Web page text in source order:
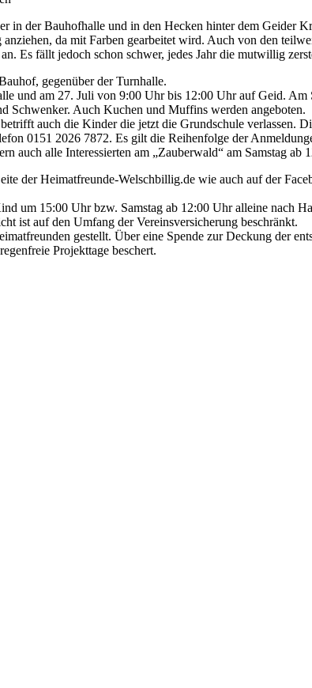
in der Bauhofhalle und in den Hecken hinter dem Geider
da mit Farben gearbeitet wird. Auch von den
Es fällt jedoch schon schwer, jedes Jahr die mutwillig
gegenüber der Turnhalle.
und am 27. Juli von 9:00 Uhr bis 12:00 Uhr auf Geid.
Auch Kuchen und Muffins werden angeboten.
auch die Kinder die jetzt die Grundschule verlassen.
0151 2026 7872. Es gilt die Reihenfolge der
auch alle Interessierten am „Zauberwald“ am Samstag
der Heimatfreunde-Welschbillig.de wie auch auf der
um 15:00 Uhr bzw. Samstag ab 12:00 Uhr alleine nach
ist auf den Umfang der Vereinsversicherung beschränkt.
gestellt. Über eine Spende zur Deckung der
Projekttage beschert.